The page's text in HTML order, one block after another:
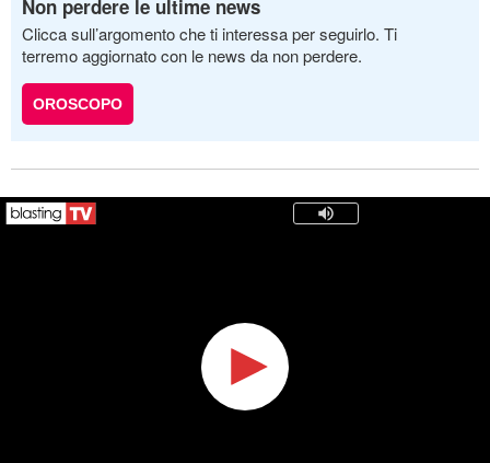
Non perdere le ultime news
Clicca sull’argomento che ti interessa per seguirlo. Ti
terremo aggiornato con le news da non perdere.
OROSCOPO